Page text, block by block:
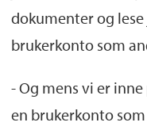
dokumenter og
brukerkonto som
- Og mens vi er
en brukerkonto